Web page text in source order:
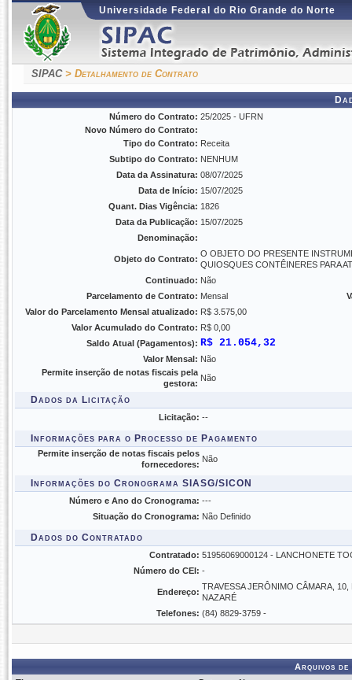
Universidade Federal do Rio Grande do Norte
SIPAC> Detalhamento de Contrato
Número do Contrato: 25/2025 - UFRN
Novo Número do Contrato:
Tipo do Contrato: Receita
Subtipo do Contrato: NENHUM
Data da Assinatura: 08/07/2025
Data de Início: 15/07/2025
Quant. Dias Vigência: 1826
Data da Publicação: 15/07/2025
Denominação:
Objeto do Contrato:
O OBJETO DO PRESENTE
QUIOSQUES CONTÊINERES PARA
Continuado: Não
Parcelamento de Contrato: Mensal
Valor do Parcelamento Mensal atualizado: R$ 3.575,00
Valor Acumulado do Contrato: R$ 0,00
Saldo Atual (Pagamentos): R$ 21.054,32
Valor Mensal: Não
Permite inserção de notas fiscais pela
gestora:
Não
Dados da Licitação
Licitação: --
Informações para o Processo de Pagamento
Permite inserção de notas fiscais pelos
fornecedores:
Não
Informações do Cronograma SIASG/SICON
Número e Ano do Cronograma: ---
Situação do Cronograma: Não Definido
Dados do Contratado
Contratado: 51956069000124 - LANCHONETE
Número do CEI: -
Endereço:
TRAVESSA JERÔNIMO CÂMARA, 10,
NAZARÉ
Telefones: (84) 8829-3759 -
Arquivos